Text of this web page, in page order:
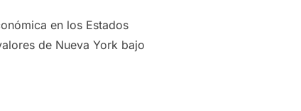
en los Estados
de Nueva York bajo